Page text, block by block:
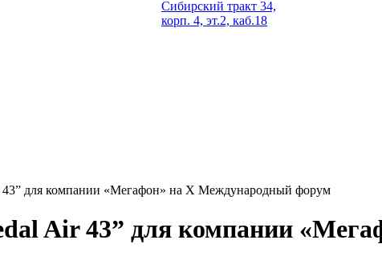
Сибирский тракт 34,
корп. 4, эт.2, каб.18
43” для компании «Мегафон» на Х Международный форум
Air 43” для компании